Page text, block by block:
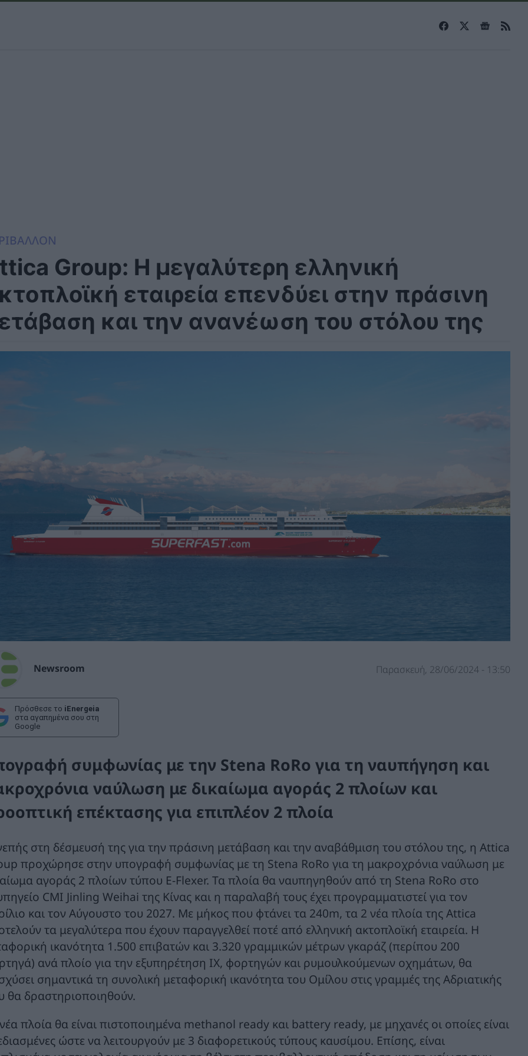
Group: Η μεγαλύτερη ελληνική
εταιρεία επενδύει στην πράσινη
και την ανανέωση του στόλου της
Newsroom Παρασκευή, 28/06/2024 - 13:50
Πρόσθεσε το iEnergeia
στα αγαπημένα σου στη
Google
συμφωνίας με την Stena RoRo για τη ναυπήγηση και
ναύλωση με δικαίωμα αγοράς 2 πλοίων και
επέκτασης για επιπλέον 2 πλοία
στη δέσμευσή της για την πράσινη μετάβαση και την αναβάθμιση του στόλου της, η Attica
προχώρησε στην υπογραφή συμφωνίας με τη Stena RoRo για τη μακροχρόνια ναύλωση με
αγοράς 2 πλοίων τύπου E-Flexer. Τα πλοία θα ναυπηγηθούν από τη Stena RoRo στο
CMI Jinling Weihai της Κίνας και η παραλαβή τους έχει προγραμματιστεί για τον
και τον Αύγουστο του 2027. Με μήκος που φτάνει τα 240m, τα 2 νέα πλοία της Attica
τα μεγαλύτερα που έχουν παραγγελθεί ποτέ από ελληνική ακτοπλοϊκή εταιρεία. Η
ικανότητα 1.500 επιβατών και 3.320 γραμμικών μέτρων γκαράζ (περίπου 200
ανά πλοίο για την εξυπηρέτηση ΙΧ, φορτηγών και ρυμουλκούμενων οχημάτων, θα
σημαντικά τη συνολική μεταφορική ικανότητα του Ομίλου στις γραμμές της Αδριατικής
θα δραστηριοποιηθούν.
πλοία θα είναι πιστοποιημένα methanol ready και battery ready, με μηχανές οι οποίες είναι
ώστε να λειτουργούν με 3 διαφορετικούς τύπους καυσίμου. Επίσης, είναι